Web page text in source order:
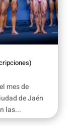
mes de
de Jaén
las...